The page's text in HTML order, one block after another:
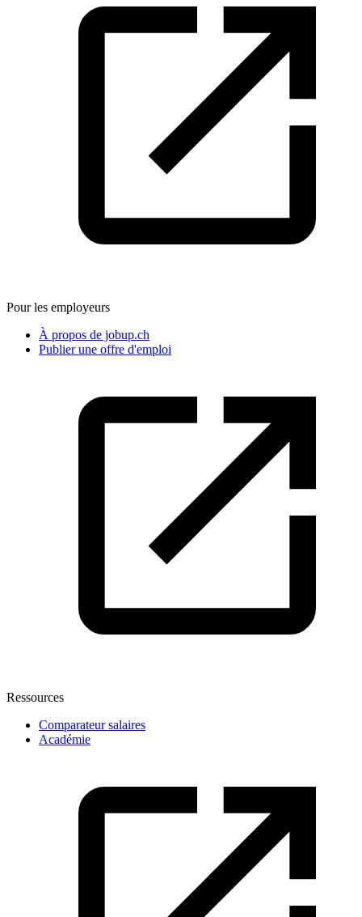
Pour les employeurs
À propos de jobup.ch
Publier une offre d'emploi
Ressources
Comparateur salaires
Académie